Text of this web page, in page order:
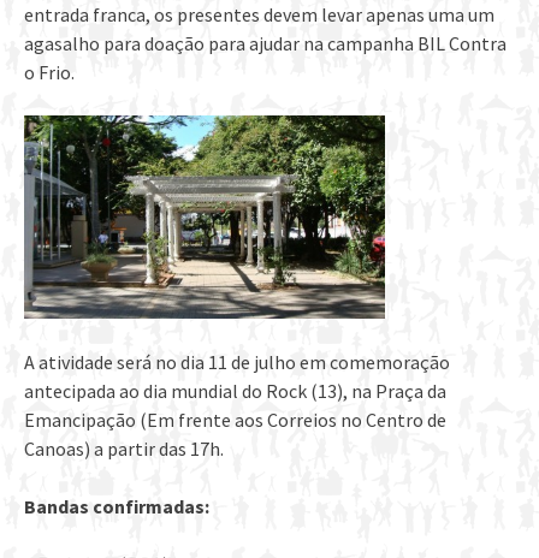
entrada franca, os presentes devem levar apenas uma um
agasalho para doação para ajudar na campanha BIL Contra
o Frio.
A atividade será no dia 11 de julho em comemoração
antecipada ao dia mundial do Rock (13), na Praça da
Emancipação (Em frente aos Correios no Centro de
Canoas) a partir das 17h.
Bandas confirmadas: